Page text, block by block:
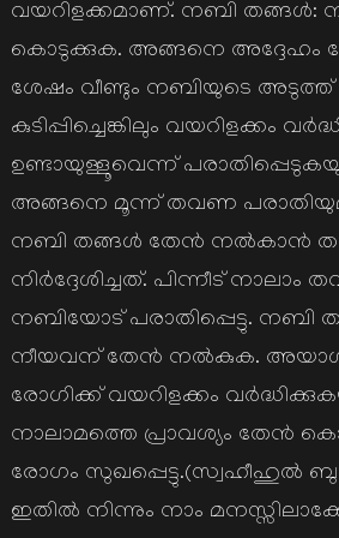
വയറിളക്കമാണ്. നബി തങ്ങള്‍:
കൊടുക്കുക. അങ്ങനെ
ശേഷം വീണ്ടും നബിയുടെ
കുടിപ്പിച്ചെങ്കിലും വയറിളക്കം
ഉണ്ടായുള്ളൂവെന്ന്
അങ്ങനെ മൂന്ന് തവണ
നബി തങ്ങള്‍ തേന്‍ നല്‍കാന്‍
നിര്‍ദ്ദേശിച്ചത്. പിന്നീട്
നബിയോട് പരാതിപ്പെട്ടു. നബി
നീയവന് തേന്‍ നല്‍കുക. അയാള്‍
രോഗിക്ക് വയറിളക്കം
നാലാമത്തെ പ്രാവശ്യം തേന്‍
രോഗം സുഖപ്പെട്ടു.(സ്വഹീഹുല്‍
ഇതില്‍ നിന്നും നാം